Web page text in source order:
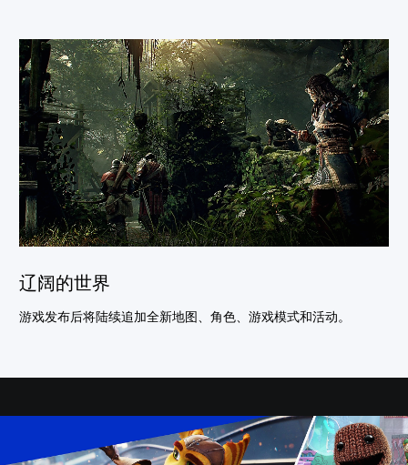
辽阔的世界
游戏发布后将陆续追加全新地图、角色、游戏模式和活动。